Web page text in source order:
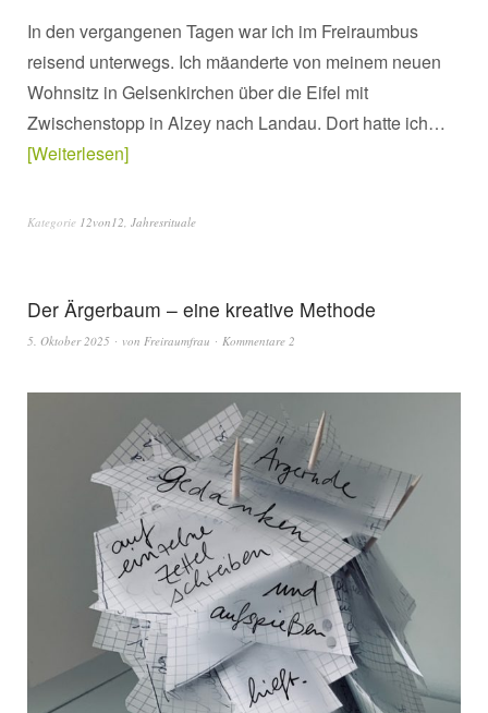
In den vergangenen Tagen war ich im Freiraumbus
reisend unterwegs. Ich mäanderte von meinem neuen
Wohnsitz in Gelsenkirchen über die Eifel mit
Zwischenstopp in Alzey nach Landau. Dort hatte ich…
Weiterlesen
Kategorie 12von12 Jahresrituale
Der Ärgerbaum – eine kreative Methode
5. Oktober 2025 von Freiraumfrau Kommentare 2